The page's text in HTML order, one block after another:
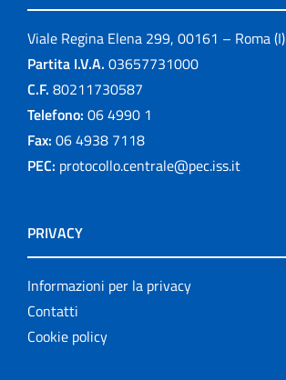
Viale Regina Elena 299, 00161 – Roma (I)
Partita I.V.A. 03657731000
C.F. 80211730587
Telefono: 06 4990 1
Fax: 06 4938 7118
PEC: protocollo.centrale@pec.iss.it
PRIVACY
Informazioni per la privacy
Contatti
Cookie policy